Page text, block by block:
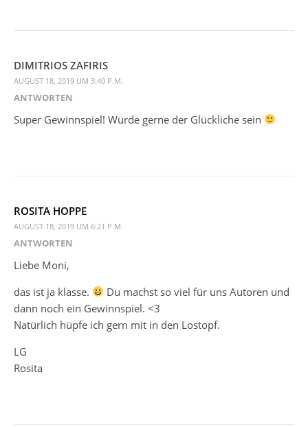
DIMITRIOS ZAFIRIS
AUGUST 18, 2019 UM 3:40 P.M.
ANTWORTEN
Super Gewinnspiel! Würde gerne der Glückliche sein
ROSITA HOPPE
AUGUST 18, 2019 UM 6:21 P.M.
ANTWORTEN
Liebe Moni,
das ist ja klasse.
Du machst so viel für uns Autoren und
dann noch ein Gewinnspiel. <3
Natürlich hüpfe ich gern mit in den Lostopf.
LG
Rosita